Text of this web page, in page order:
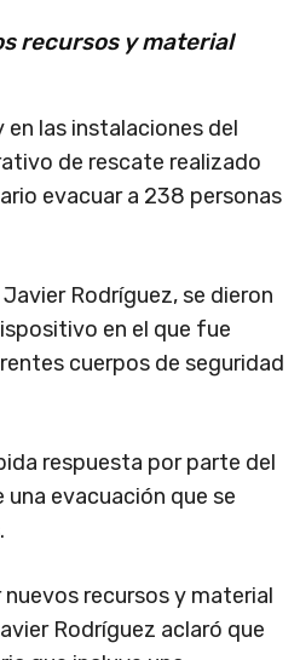
recursos y material
las instalaciones del
de rescate realizado
evacuar a 238 personas
Rodríguez, se dieron
en el que fue
cuerpos de seguridad
respuesta por parte del
evacuación que se
recursos y material
Rodríguez aclaró que